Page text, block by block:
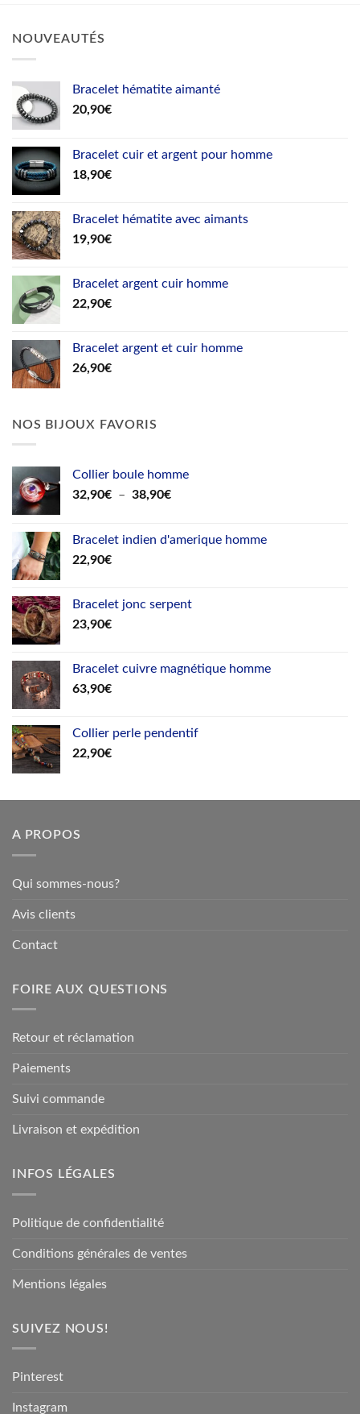
NOUVEAUTÉS
Bracelet hématite aimanté
20,90€
Bracelet cuir et argent pour homme
18,90€
Bracelet hématite avec aimants
19,90€
Bracelet argent cuir homme
22,90€
Bracelet argent et cuir homme
26,90€
NOS BIJOUX FAVORIS
Collier boule homme
32,90€ – 38,90€Plage
32,90€
Bracelet indien d'amerique homme
22,90€
Bracelet jonc serpent
23,90€
Bracelet cuivre magnétique homme
63,90€
Collier perle pendentif
22,90€
A PROPOS
Qui sommes-nous?
Avis clients
Contact
FOIRE AUX QUESTIONS
Retour et réclamation
Paiements
Suivi commande
Livraison et expédition
INFOS LÉGALES
Politique de confidentialité
Conditions générales de ventes
Mentions légales
SUIVEZ NOUS!
Pinterest
Instagram